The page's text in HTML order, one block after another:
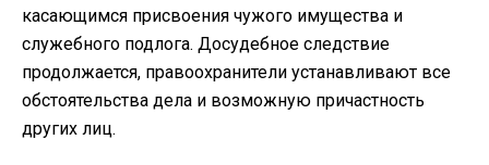
касающимся присвоения чужого имущества и
служебного подлога. Досудебное следствие
продолжается, правоохранители устанавливают все
обстоятельства дела и возможную причастность
других лиц.